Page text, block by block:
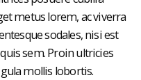
metus lorem, ac viverra
sodales, nisi est
sem. Proin ultricies
mollis lobortis.